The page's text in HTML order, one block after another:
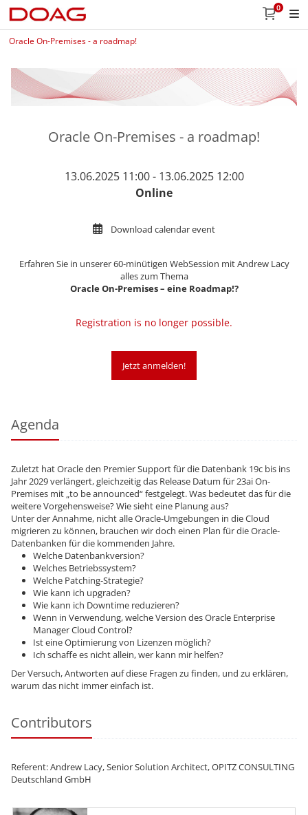
0
Oracle On-Premises - a roadmap!
Oracle On-Premises - a roadmap!
13.06.2025 11:00 - 13.06.2025 12:00
Online
Download calendar event
Erfahren Sie in unserer 60-minütigen WebSession mit Andrew Lacy
alles zum Thema
Oracle On-Premises – eine Roadmap!?
Registration is no longer possible.
Jetzt anmelden!
Agenda
Zuletzt hat Oracle den Premier Support für die Datenbank 19c bis ins
Jahr 2029 verlängert, gleichzeitig das Release Datum für 23ai On-
Premises mit „to be announced“ festgelegt. Was bedeutet das für die
weitere Vorgehensweise? Wie sieht eine Planung aus?
Unter der Annahme, nicht alle Oracle-Umgebungen in die Cloud
migrieren zu können, brauchen wir doch einen Plan für die Oracle-
Datenbanken für die kommenden Jahre.
Welche Datenbankversion?
Welches Betriebssystem?
Welche Patching-Strategie?
Wie kann ich upgraden?
Wie kann ich Downtime reduzieren?
Wenn in Verwendung, welche Version des Oracle Enterprise
Manager Cloud Control?
Ist eine Optimierung von Lizenzen möglich?
Ich schaffe es nicht allein, wer kann mir helfen?
Der Versuch, Antworten auf diese Fragen zu finden, und zu erklären,
warum das nicht immer einfach ist.
Contributors
Referent: Andrew Lacy, Senior Solution Architect, OPITZ CONSULTING
Deutschland GmbH